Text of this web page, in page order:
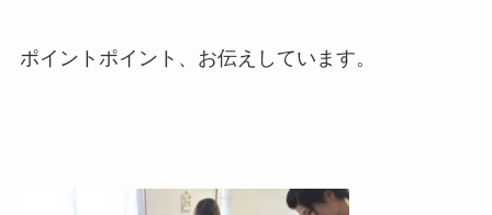
ポイントポイント、お伝えしています。